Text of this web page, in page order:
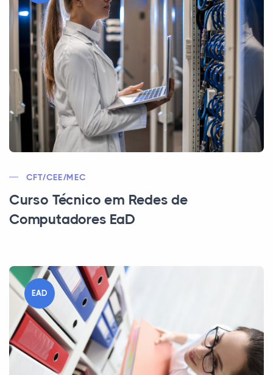
CFT/CEE/MEC
Curso Técnico em Redes de
Computadores EaD
EAD